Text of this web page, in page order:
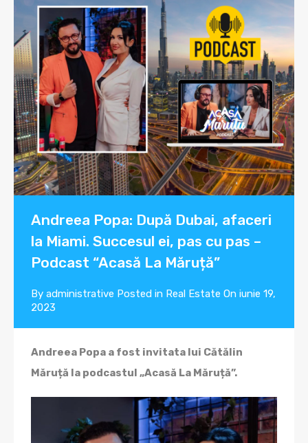
Andreea Popa: După Dubai, afaceri
la Miami. Succesul ei, pas cu pas –
Podcast “Acasă La Măruță”
By administrative Posted in Real Estate On iunie 19,
2023
Andreea Popa a fost invitata lui Cătălin
Măruță la podcastul „Acasă La Măruță”.